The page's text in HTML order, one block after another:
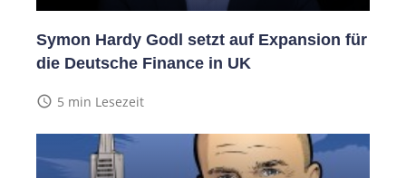
Symon Hardy Godl setzt auf Expansion für
die Deutsche Finance in UK
access_time 5 min Lesezeit